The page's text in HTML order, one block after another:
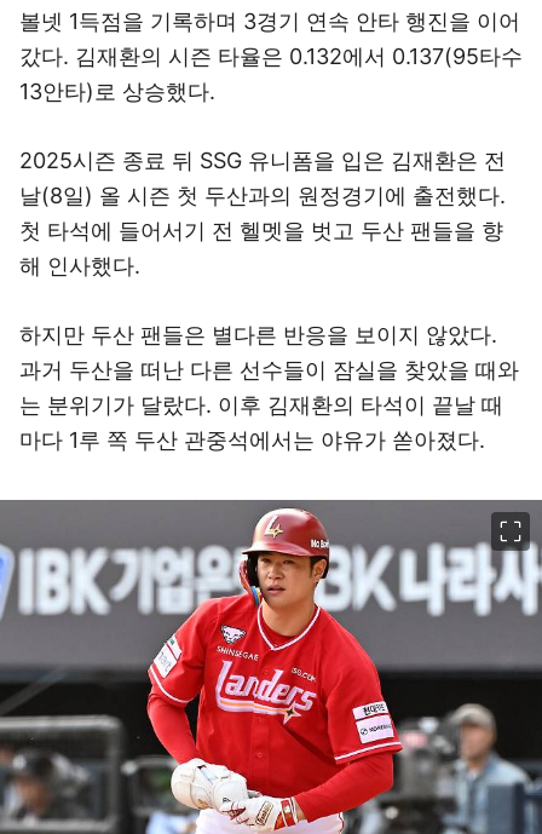
볼넷 1득점을 기록하며 3경기 연속 안타 행진을 이어
갔다. 김재환의 시즌 타율은 0.132에서 0.137(95타수
13안타)로 상승했다.
2025시즌 종료 뒤 SSG 유니폼을 입은 김재환은 전
날(8일) 올 시즌 첫 두산과의 원정경기에 출전했다.
첫 타석에 들어서기 전 헬멧을 벗고 두산 팬들을 향
해 인사했다.
하지만 두산 팬들은 별다른 반응을 보이지 않았다.
과거 두산을 떠난 다른 선수들이 잠실을 찾았을 때와
는 분위기가 달랐다. 이후 김재환의 타석이 끝날 때
마다 1루 쪽 두산 관중석에서는 야유가 쏟아졌다.